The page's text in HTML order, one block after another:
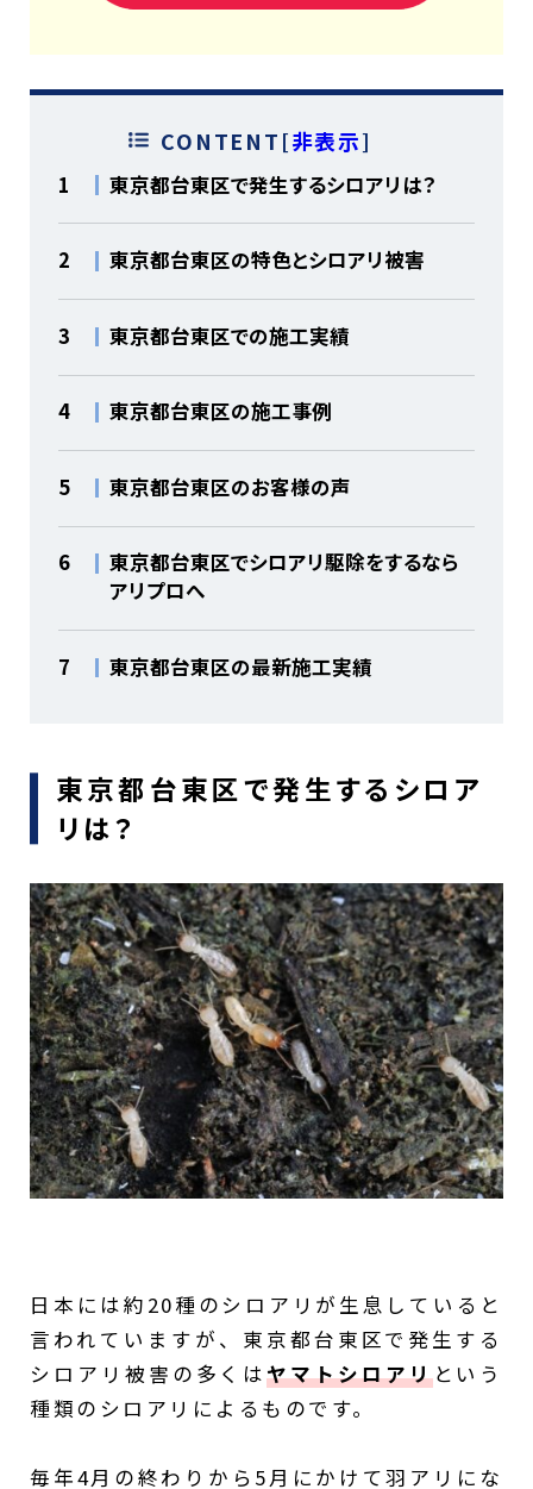
CONTENT[非表示]
1 東京都台東区で発生するシロアリは？
2 東京都台東区の特色とシロアリ被害
3 東京都台東区での施工実績
4 東京都台東区の施工事例
5 東京都台東区のお客様の声
6
東京都台東区でシロアリ駆除をするなら
アリプロへ
7 東京都台東区の最新施工実績
東京都台東区で発生するシロア
リは？
日本には約20種のシロアリが生息していると
言われていますが、東京都台東区で発生する
シロアリ被害の多くはヤマトシロアリという
種類のシロアリによるものです。
毎年4月の終わりから5月にかけて羽アリにな